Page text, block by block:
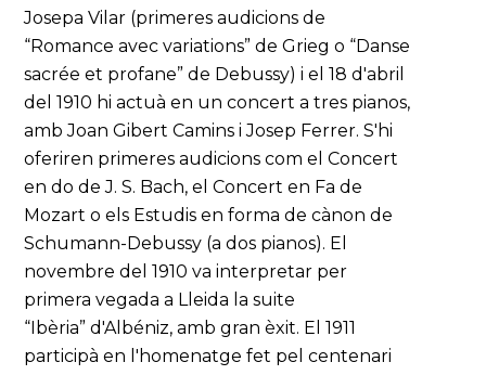
Josepa Vilar (primeres audicions de
“Romance avec variations” de Grieg o “Danse
sacrée et profane” de Debussy) i el 18 d'abril
del 1910 hi actuà en un concert a tres pianos,
amb Joan Gibert Camins i Josep Ferrer. S'hi
oferiren primeres audicions com el Concert
en do de J. S. Bach, el Concert en Fa de
Mozart o els Estudis en forma de cànon de
Schumann-Debussy (a dos pianos). El
novembre del 1910 va interpretar per
primera vegada a Lleida la suite
“Ibèria” d'Albéniz, amb gran èxit. El 1911
participà en l'homenatge fet pel centenari